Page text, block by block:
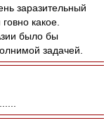
заразительный
какое.
было бы
задачей.